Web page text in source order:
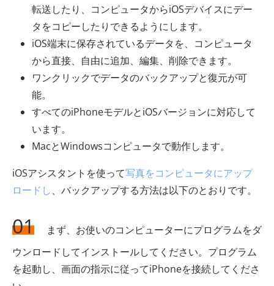
転送したり、コンピュータからiOSデバイスにデー
タをコピーしたりできるようにします。
iOS端末に保存されているデータを、コンピュータ
から直接、自由に追加、編集、削除できます。
ワンクリックでデータのバックアップと復元が可
能。
すべてのiPhoneモデルとiOSバージョンに対応して
います。
MacとWindowsコンピュータで動作します。
iOSアシスタントを使って写真をコンピュータにアップ
ロードし、バックアップする方法は以下のとおりです。
01
まず、お使いのコンピューターにプログラムをダ
ウンロードしてインストールしてください。プログラム
を起動し、画面の指示に従ってiPhoneを接続してくださ